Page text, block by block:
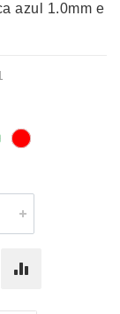
azul 1.0mm e